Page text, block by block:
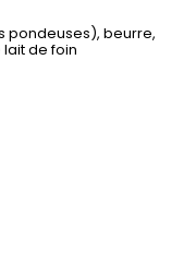
pondeuses), beurre,
de foin